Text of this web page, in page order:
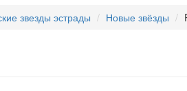
звезды эстрады Новые звёзды